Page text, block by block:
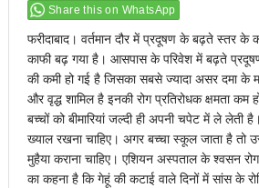
Share this on WhatsApp
फरीदाबाद। वर्तमान दौर में प्रदूषण के बढ़ते स्तर के
काफी बढ़ गया है। आसपास के परिवेश में बढ़ते
की कमी हो गई है जिसका सबसे ज्यादा असर दमा के
और वृद्ध शामिल है इनकी रोग प्रतिरोधक क्षमता कम
बच्चों को बीमारियां जल्दी ही अपनी चपेट में ले लेती
ख्याल रखना चाहिए। अगर बच्चा स्कूल जाता है
मुहैया कराना चाहिए। एशियन अस्पताल के श्वसन
का कहना है कि गेहूं की कटाई वाले दिनों में सांस के